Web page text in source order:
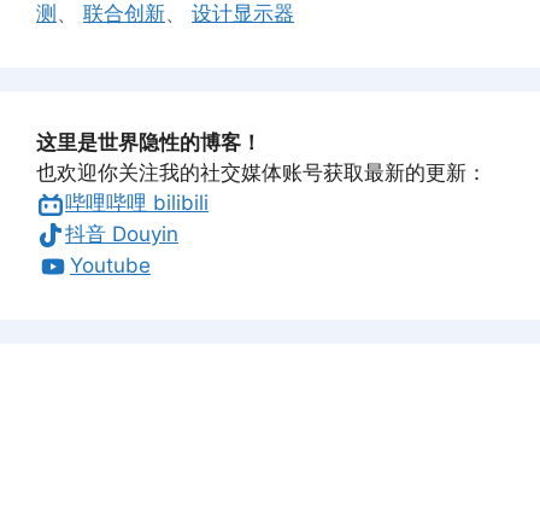
测 、 联合创新、 设计显示器
这里是世界隐性的博客！
也欢迎你关注我的社交媒体账号获取最新的更新：
哔哩哔哩 bilibili
抖音 Douyin
Youtube